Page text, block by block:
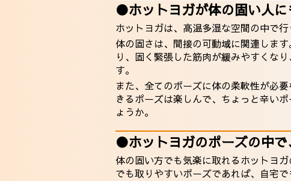
●ホットヨガが体の固い人に
ホットヨガは、高温多湿な空間の中で
体の固さは、間接の可動域に関連しま
り、固く緊張した筋肉が緩みやすくな
す。
また、全てのポーズに体の柔軟性が必
きるポーズは楽しんで、ちょっと辛い
ょうか。
●ホットヨガのポーズの中
体の固い方でも気楽に取れるホットヨ
でも取りやすいポーズであれば、自宅